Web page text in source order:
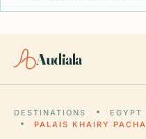
Audiala
DESTINATIONS EGYPT
PALAIS KHAIRY PACHA